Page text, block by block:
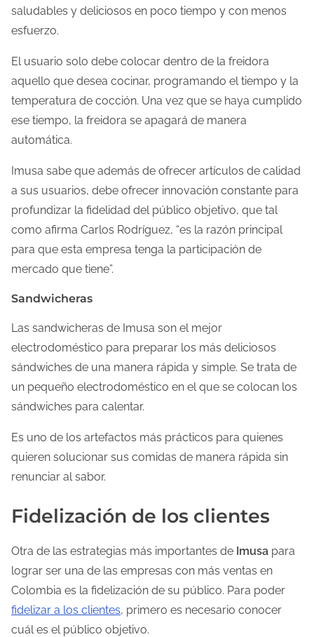
saludables y deliciosos en poco tiempo y con menos
esfuerzo.
El usuario solo debe colocar dentro de la freidora
aquello que desea cocinar, programando el tiempo y la
temperatura de cocción. Una vez que se haya cumplido
ese tiempo, la freidora se apagará de manera
automática.
Imusa sabe que además de ofrecer artículos de calidad
a sus usuarios, debe ofrecer innovación constante para
profundizar la fidelidad del público objetivo, que tal
como afirma Carlos Rodríguez, “es la razón principal
para que esta empresa tenga la participación de
mercado que tiene”.
Sandwicheras
Las sandwicheras de Imusa son el mejor
electrodoméstico para preparar los más deliciosos
sándwiches de una manera rápida y simple. Se trata de
un pequeño electrodoméstico en el que se colocan los
sándwiches para calentar.
Es uno de los artefactos más prácticos para quienes
quieren solucionar sus comidas de manera rápida sin
renunciar al sabor.
Fidelización de los clientes
Otra de las estrategias más importantes de Imusa para
lograr ser una de las empresas con más ventas en
Colombia es la fidelización de su público. Para poder
fidelizar a los clientes, primero es necesario conocer
cuál es el público objetivo.